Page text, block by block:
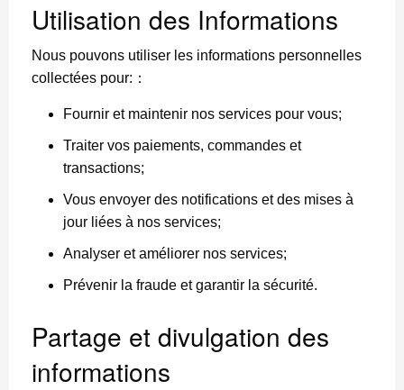
Utilisation des Informations
Nous pouvons utiliser les informations personnelles
collectées pour:：
Fournir et maintenir nos services pour vous;
Traiter vos paiements, commandes et
transactions;
Vous envoyer des notifications et des mises à
jour liées à nos services;
Analyser et améliorer nos services;
Prévenir la fraude et garantir la sécurité.
Partage et divulgation des
informations